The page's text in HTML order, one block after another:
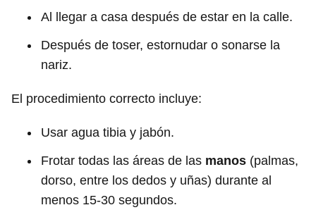
Al llegar a casa después de estar en la calle.
Después de toser, estornudar o sonarse la
nariz.
El procedimiento correcto incluye:
Usar agua tibia y jabón.
Frotar todas las áreas de las manos (palmas,
dorso, entre los dedos y uñas) durante al
menos 15-30 segundos.